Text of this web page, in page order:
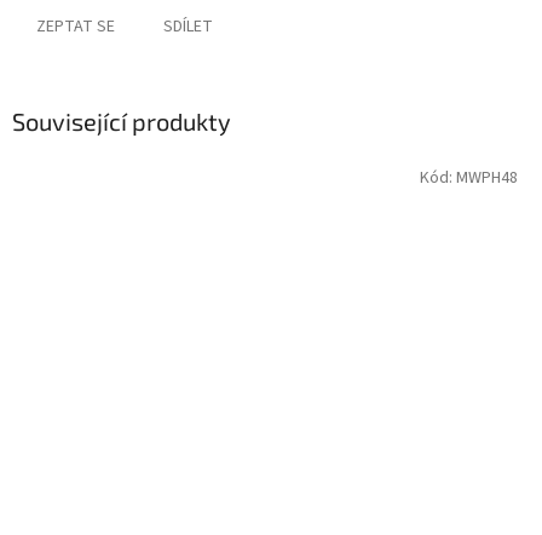
ZEPTAT SE SDÍLET
Související produkty
Kód: MWPH48